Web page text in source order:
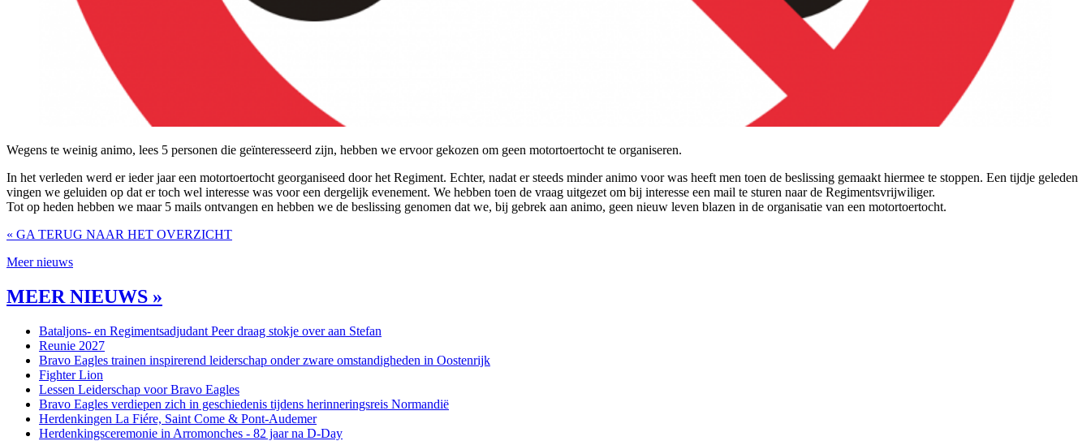
Wegens te weinig animo, lees 5 personen die geïnteresseerd zijn, hebben we ervoor gekozen om geen motortoertocht te organiseren.
In het verleden werd er ieder jaar een motortoertocht georganiseed door het Regiment. Echter, nadat er steeds minder animo voor was heeft men toen de beslissing gemaakt hiermee te stoppen. Een tijdje geleden
vingen we geluiden op dat er toch wel interesse was voor een dergelijk evenement. We hebben toen de vraag uitgezet om bij interesse een mail te sturen naar de Regimentsvrijwiliger.
Tot op heden hebben we maar 5 mails ontvangen en hebben we de beslissing genomen dat we, bij gebrek aan animo, geen nieuw leven blazen in de organisatie van een motortoertocht.
« GA TERUG NAAR HET OVERZICHT
Meer nieuws
MEER NIEUWS »
Bataljons- en Regimentsadjudant Peer draag stokje over aan Stefan
Reunie 2027
Bravo Eagles trainen inspirerend leiderschap onder zware omstandigheden in Oostenrijk
Fighter Lion
Lessen Leiderschap voor Bravo Eagles
Bravo Eagles verdiepen zich in geschiedenis tijdens herinneringsreis Normandië
Herdenkingen La Fiére, Saint Come & Pont-Audemer
Herdenkingsceremonie in Arromonches - 82 jaar na D-Day